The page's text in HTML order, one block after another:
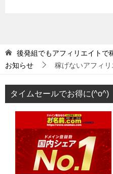
後発組でもアフィリエイトで
お知らせ
稼げないアフィ
タイムセールでお得に(^o^)